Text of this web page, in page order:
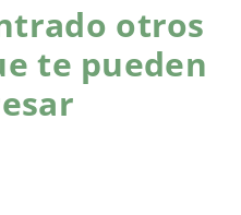
otros
te pueden